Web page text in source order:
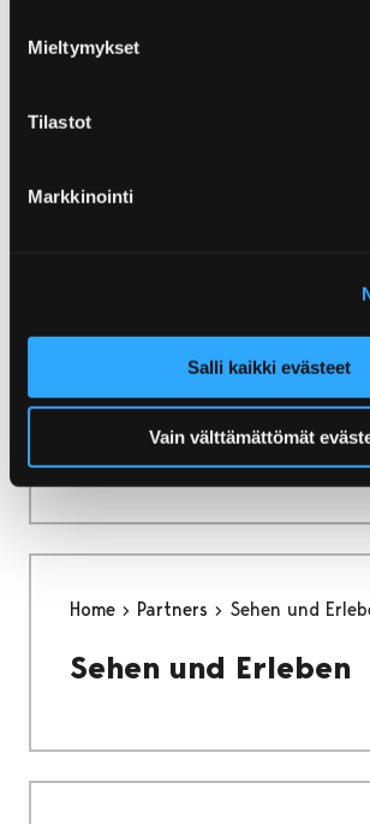
Mieltymykset
Tilastot
Markkinointi
Salli kaikki evästeet
Vain välttämättömät
Visit Yyteri
Vom Festland bis zum Meer, von
Oasen bis zu Naturschutzgebieten
Region Pori bietet Naturziele für
Geschmack!
Home Partners Sehen und
Sehen und Erleben